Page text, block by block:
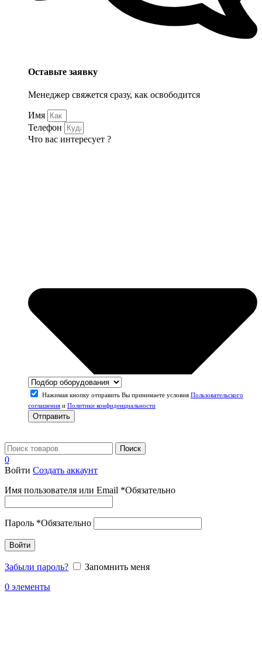
Оставьте заявку
Менеджер свяжется сразу, как освободится
Имя
Телефон
Что вас интересует ?
Нажимая кнопку отправить Вы принимаете условия Пользовательского
соглашения и Политики конфиденциальности
Отправить
Поиск
0
Войти Создать аккаунт
Имя пользователя или Email *Обязательно
Пароль *Обязательно
Войти
Забыли пароль?
Запомнить меня
0 элементы